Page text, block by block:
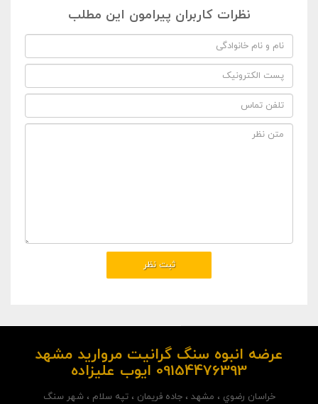
نظرات کاربران پیرامون این مطلب
عرضه انبوه سنگ گرانیت مروارید مشهد
09154476393 ایوب علیزاده
خراسان رضوي ، مشهد ، جاده فريمان ، تپه سلام ، شهر سنگ